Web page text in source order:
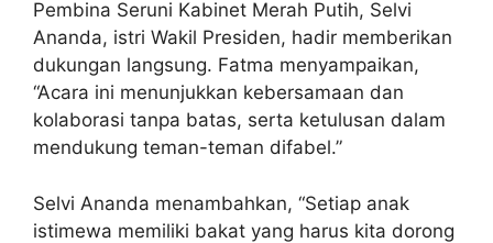
Pembina Seruni Kabinet Merah Putih, Selvi
Ananda, istri Wakil Presiden, hadir memberikan
dukungan langsung. Fatma menyampaikan,
“Acara ini menunjukkan kebersamaan dan
kolaborasi tanpa batas, serta ketulusan dalam
mendukung teman-teman difabel.”
Selvi Ananda menambahkan, “Setiap anak
istimewa memiliki bakat yang harus kita dorong